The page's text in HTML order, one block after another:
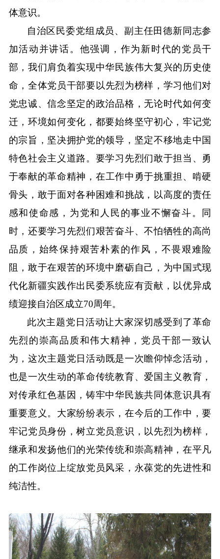
体意识。
自治区民委党组成员、副主任田德新同志参
加活动并讲话。他强调，作为新时代的党员干
部，我们肩负着实现中华民族伟大复兴的历史使
命 ， 全体党员干部要以先烈为榜样，学习他们对
党忠诚、信念坚定的政治品格 ， 无论时代如何变
迁，环境如何变化，都要始终坚守初心，牢记党
的宗旨，坚决拥护党的领导，坚定不移地走中国
特色社会主义道路。要学习先烈们敢于担当、勇
于奉献的革命精神 ， 在工作中勇于挑重担、啃硬
骨头，敢于面对各种困难和挑战，以高度的责任
感和使命感，为党和人民的事业不懈奋斗。同
时，还要学习先烈们艰苦奋斗、不怕牺牲的高尚
品质 ， 始终保持艰苦朴素的作风，不畏艰难险
阻，敢于在艰苦的环境中磨砺自己，为中国式现
代化新疆实践作出民委系统应有贡献，以优异成
绩迎接自治区成立70周年。
此次主题党日活动让大家深切感受到了革命
先烈的崇高品质和伟大精神， 党员干部一致认
为 ，这次主题党日活动既是一次瞻仰悼念活动，
也是一次生动的革命传统教育、 爱国主义教育，
对传承红色基因，铸牢中华民族共同体意识具有
重要意义。 大家纷纷表示， 在今后的工作中，要
牢记党员身份，树立党员意识，以先烈为榜样，
继承和发扬他们的光荣传统和崇高精神，在平凡
的工作岗位上绽放党员风采，永葆党的先进性和
纯洁性。